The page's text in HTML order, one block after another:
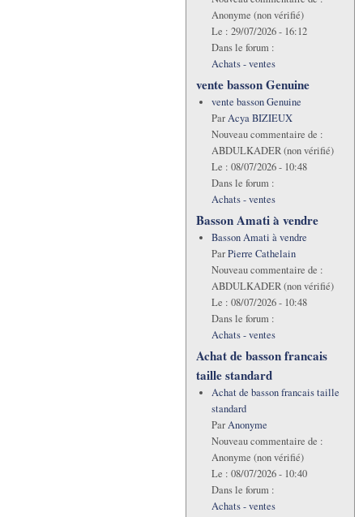
Anonyme (non vérifié)
Le : 29/07/2026 - 16:12
Dans le forum :
Achats - ventes
vente basson Genuine
vente basson Genuine
ParAcya BIZIEUX
Nouveau commentaire de :
ABDULKADER (non vérifié)
Le : 08/07/2026 - 10:48
Dans le forum :
Achats - ventes
Basson Amati à vendre
Basson Amati à vendre
ParPierre Cathelain
Nouveau commentaire de :
ABDULKADER (non vérifié)
Le : 08/07/2026 - 10:48
Dans le forum :
Achats - ventes
Achat de basson francais
taille standard
Achat de basson francais taille
standard
ParAnonyme
Nouveau commentaire de :
Anonyme (non vérifié)
Le : 08/07/2026 - 10:40
Dans le forum :
Achats - ventes